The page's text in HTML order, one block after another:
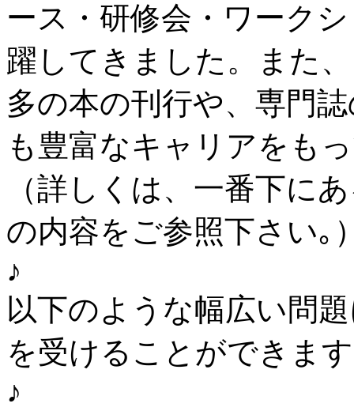
ース・研修会・ワーク
躍してきました。また
多の本の刊行や、専門
も豊富なキャリアをも
（詳しくは、一番下に
の内容をご参照下さい｡
♪
以下のような幅広い問
を受けることができま
♪